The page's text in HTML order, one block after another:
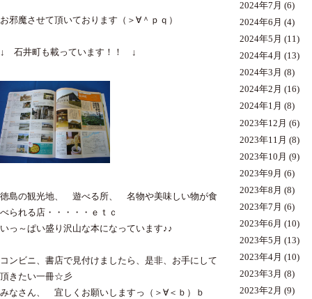
お邪魔させて頂いております（＞∀＾ｐｑ）
↓ 石井町も載っています！！ ↓
徳島の観光地、 遊べる所、 名物や美味しい物が食
べられる店・・・・・ｅｔｃ
いっ～ぱい盛り沢山な本になっています♪♪
コンビニ、書店で見付けましたら、是非、お手にして
頂きたい一冊☆彡
みなさん、 宜しくお願いしますっ（＞∀＜ｂ）ｂ
2024年7月 (6)
2024年6月 (4)
2024年5月 (11)
2024年4月 (13)
2024年3月 (8)
2024年2月 (16)
2024年1月 (8)
2023年12月 (6)
2023年11月 (8)
2023年10月 (9)
2023年9月 (6)
2023年8月 (8)
2023年7月 (6)
2023年6月 (10)
2023年5月 (13)
2023年4月 (10)
2023年3月 (8)
2023年2月 (9)